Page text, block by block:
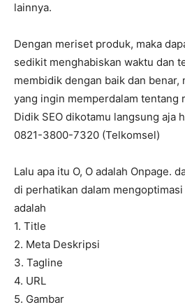
lainnya.
Dengan meriset produk, maka
sedikit menghabiskan waktu dan
membidik dengan baik dan benar,
yang ingin memperdalam tentang
Didik SEO dikotamu langsung aja
0821-3800-7320 (Telkomsel)
Lalu apa itu O, O adalah Onpage.
di perhatikan dalam
adalah
1. Title
2. Meta Deskripsi
3. Tagline
4. URL
5. Gambar